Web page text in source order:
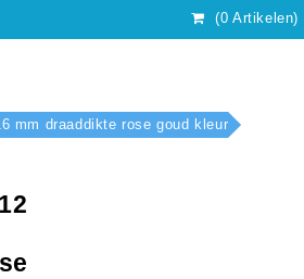
(0 Artikelen)
mm draaddikte rose goud kleur